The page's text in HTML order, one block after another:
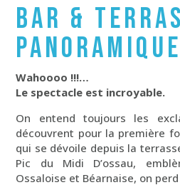
BAR &
Wahoooo !!!…
Le spectacle est incroyable.
On entend toujours les
découvrent pour la première
qui se dévoile depuis la
Pic du Midi D’ossau,
Ossaloise et Béarnaise, on